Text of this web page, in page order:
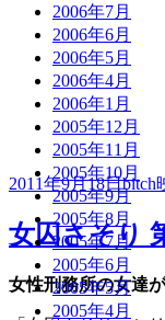
2006年7月
2006年6月
2006年5月
2006年4月
2006年1月
2005年12月
2005年11月
2005年10月
2005年9月
2005年8月
2005年7月
2005年6月
2005年5月
2005年4月
投
日:
2011年9月18日作
成
者
bitch
女囚さそ
女性刑務所の女達